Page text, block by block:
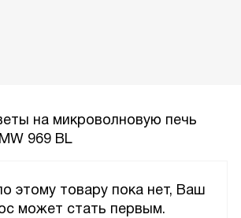
на микроволновую печь
969 BL
этому товару пока нет, Ваш
может стать первым.